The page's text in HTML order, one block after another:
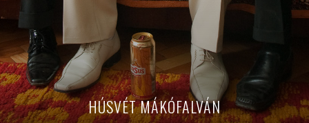
HÚSVÉT MÁKÓFALVÁN